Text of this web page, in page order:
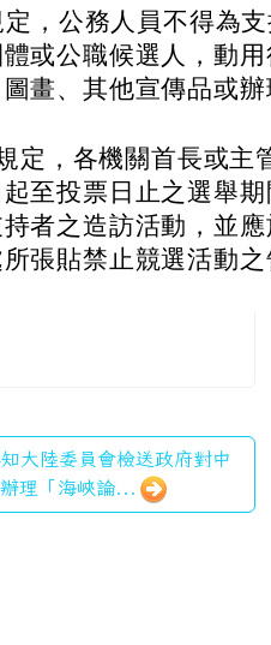
，公務人員不得為
或公職候選人，動用
畫、其他宣傳品或辦
定，各機關首長或主
至投票日止之選舉期
者之造訪活動，並應
張貼禁止競選活動之
大陸委員會檢送政府對中
理「海峽論...